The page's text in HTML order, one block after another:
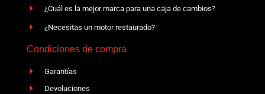
¿Cuál es la mejor marca para una caja de cambios?
¿Necesitas un motor restaurado?
Condiciones de compra
Garantías
Devoluciones